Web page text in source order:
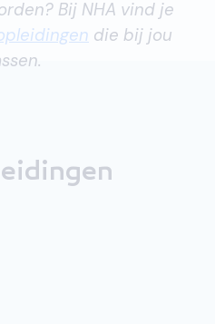
Bij NHA vind je
die bij jou